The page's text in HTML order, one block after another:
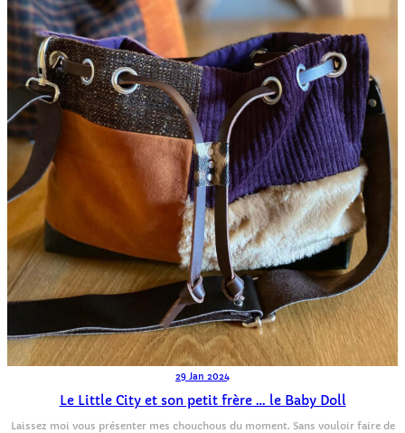
29 Jan 2024
Le Little City et son petit frère … le Baby Doll
Laissez moi vous présenter mes chouchous du moment. Sans vouloir faire de